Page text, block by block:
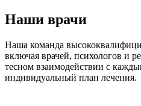
Наши врачи
Наша команда
включая врачей, психологов и
тесном взаимодействии с
индивидуальный план лечения.